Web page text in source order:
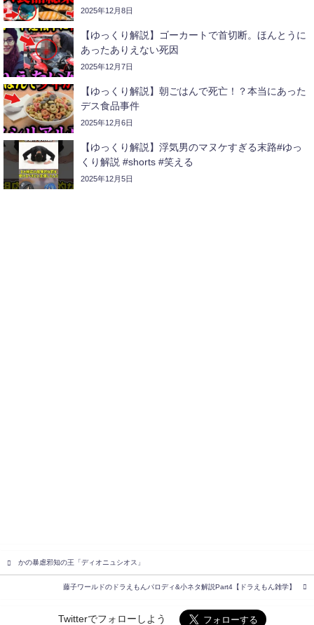
2025年12月8日
【ゆっくり解説】ゴーカートで首切断。ほんとうに
あったありえない死因
2025年12月7日
【ゆっくり解説】朝ごはんで死亡！？本当にあった
デス食品事件
2025年12月6日
【ゆっくり解説】浮気男のマヌケすぎる末路#ゆっ
くり解説 #shorts #笑える
2025年12月5日
かの暴虐邪知の王「ディオニュシオス」
藤子ワールドのドラえもんパロディ&小ネタ解説Part4【ドラえもん雑学】
Twitterでフォローしよう